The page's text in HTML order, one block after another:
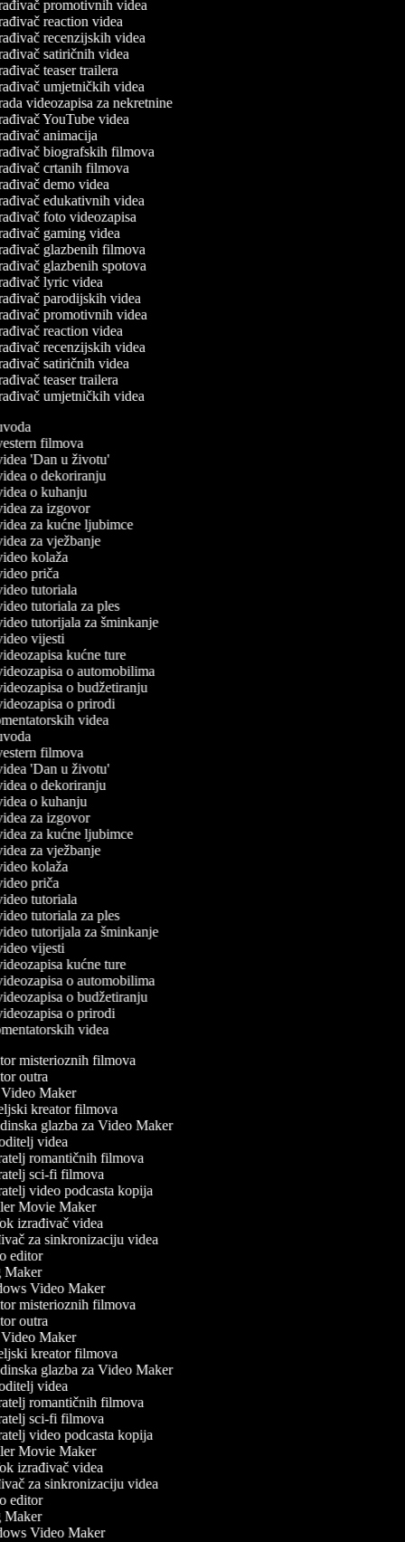
promotivnih videa
reaction videa
recenzijskih videa
satiričnih videa
teaser trailera
umjetničkih videa
videozapisa za nekretnine
YouTube videa
animacija
biografskih filmova
crtanih filmova
demo videa
edukativnih videa
foto videozapisa
gaming videa
glazbenih filmova
glazbenih spotova
lyric videa
parodijskih videa
promotivnih videa
reaction videa
recenzijskih videa
satiričnih videa
teaser trailera
umjetničkih videa
filmova
'Dan u životu'
o dekoriranju
o kuhanju
za izgovor
za kućne ljubimce
za vježbanje
kolaža
priča
tutoriala
tutoriala za ples
tutorijala za šminkanje
vijesti
kućne ture
o automobilima
o budžetiranju
o prirodi
videa
filmova
'Dan u životu'
o dekoriranju
o kuhanju
za izgovor
za kućne ljubimce
za vježbanje
kolaža
priča
tutoriala
tutoriala za ples
tutorijala za šminkanje
vijesti
kućne ture
o automobilima
o budžetiranju
o prirodi
videa
misterioznih filmova
outra
Maker
kreator filmova
glazba za Video Maker
videa
romantičnih filmova
sci-fi filmova
video podcasta kopija
Movie Maker
izrađivač videa
za sinkronizaciju videa
editor
Video Maker
misterioznih filmova
outra
Maker
kreator filmova
glazba za Video Maker
videa
romantičnih filmova
sci-fi filmova
video podcasta kopija
Movie Maker
izrađivač videa
za sinkronizaciju videa
editor
Video Maker